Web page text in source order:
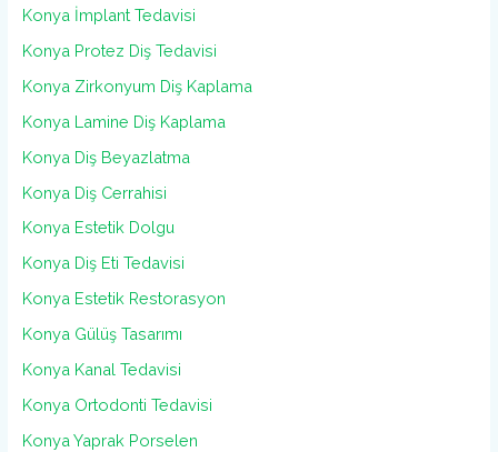
Konya İmplant Tedavisi
Konya Protez Diş Tedavisi
Konya Zirkonyum Diş Kaplama
Konya Lamine Diş Kaplama
Konya Diş Beyazlatma
Konya Diş Cerrahisi
Konya Estetik Dolgu
Konya Diş Eti Tedavisi
Konya Estetik Restorasyon
Konya Gülüş Tasarımı
Konya Kanal Tedavisi
Konya Ortodonti Tedavisi
Konya Yaprak Porselen